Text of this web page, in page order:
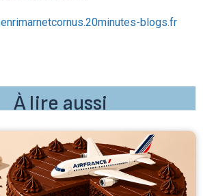
blogs.fr
À lire aussi